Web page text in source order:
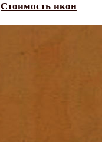
Стоимость икон